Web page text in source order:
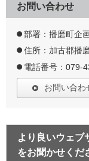
お問い合わせ
部署：播磨町企
住所：加古郡播
電話番号：079-
お問い合わ
より良いウェブ
をお聞かせくだ